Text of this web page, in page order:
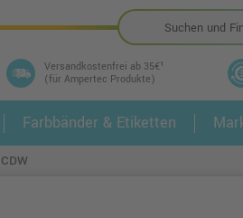
Versandkostenfrei ab 35€¹
(für Ampertec Produkte)
finden ➤ 1.
Farbbänder & Etiketten